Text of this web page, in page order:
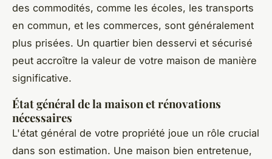
des commodités, comme les écoles, les transports
en commun, et les commerces, sont généralement
plus prisées. Un quartier bien desservi et sécurisé
peut accroître la valeur de votre maison de manière
significative.
État général de la maison et rénovations
nécessaires
L'état général de votre propriété joue un rôle crucial
dans son estimation. Une maison bien entretenue,